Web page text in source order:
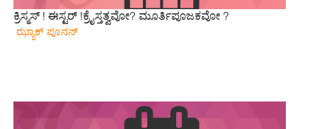
ಕ್ರಿಸ್ಮಸ್ ! ಈಸ್ಟರ್ !ಕ್ರೈಸ್ತತ್ವವೋ? ಮೂರ್ತಿಪೂಜಕವೋ ?
ಝ್ಯಾಕ್ ಪೂನನ್